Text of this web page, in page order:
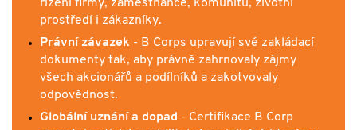
řízení firmy, zaměstnance, komunitu, životní
prostředí i zákazníky.
Právní závazek - B Corps upravují své zakládací
dokumenty tak, aby právně zahrnovaly zájmy
všech akcionářů a podílníků a zakotvovaly
odpovědnost.
Globální uznání a dopad - Certifikace B Corp